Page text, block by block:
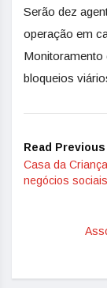
Serão dez
operação em
Monitoramento
bloqueios
Read Previous
Casa da
negócios sociais